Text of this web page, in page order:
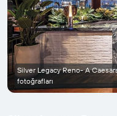
Silver Legacy Reno- A
fotoğrafları